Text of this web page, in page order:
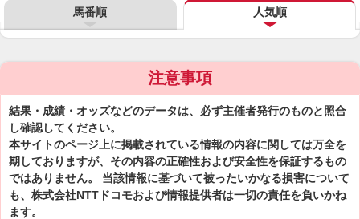
馬番順 人気順
注意事項
結果・成績・オッズなどのデータは、必ず主催者発行のものと照合
し確認してください。
本サイトのページ上に掲載されている情報の内容に関しては万全を
期しておりますが、その内容の正確性および安全性を保証するもの
ではありません。 当該情報に基づいて被ったいかなる損害について
も、株式会社NTTドコモおよび情報提供者は一切の責任を負いかね
ます。